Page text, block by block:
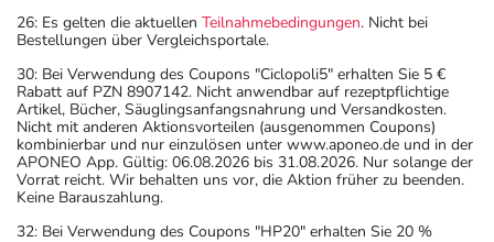
26: Es gelten die aktuellen Teilnahmebedingungen. Nicht bei
Bestellungen über Vergleichsportale.
30: Bei Verwendung des Coupons "Ciclopoli5" erhalten Sie 5 €
Rabatt auf PZN 8907142. Nicht anwendbar auf rezeptpflichtige
Artikel, Bücher, Säuglingsanfangsnahrung und Versandkosten.
Nicht mit anderen Aktionsvorteilen (ausgenommen Coupons)
kombinierbar und nur einzulösen unter www.aponeo.de und in der
APONEO App. Gültig: 06.08.2026 bis 31.08.2026. Nur solange der
Vorrat reicht. Wir behalten uns vor, die Aktion früher zu beenden.
Keine Barauszahlung.
32: Bei Verwendung des Coupons "HP20" erhalten Sie 20 %